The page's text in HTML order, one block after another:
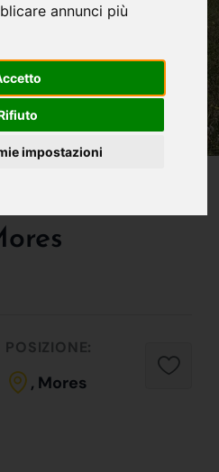
annunci più
impostazioni
POSIZIONE:
, Mores